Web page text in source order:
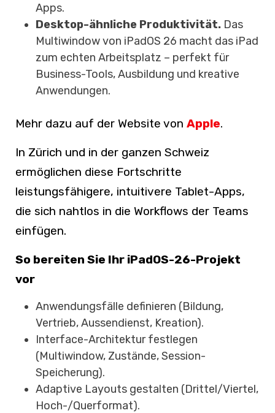
Apps.
Desktop-ähnliche Produktivität. Das
Multiwindow von iPadOS 26 macht das iPad
zum echten Arbeitsplatz – perfekt für
Business-Tools, Ausbildung und kreative
Anwendungen.
Mehr dazu auf der Website von Apple.
In Zürich und in der ganzen Schweiz
ermöglichen diese Fortschritte
leistungsfähigere, intuitivere Tablet-Apps,
die sich nahtlos in die Workflows der Teams
einfügen.
So bereiten Sie Ihr iPadOS-26-Projekt
vor
Anwendungsfälle definieren (Bildung,
Vertrieb, Aussendienst, Kreation).
Interface-Architektur festlegen
(Multiwindow, Zustände, Session-
Speicherung).
Adaptive Layouts gestalten (Drittel/Viertel,
Hoch-/Querformat).